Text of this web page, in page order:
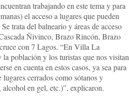
trabajando en este tema y para
el acceso a lugares que pueden
trata del balneario y áreas de acceso
Ñivinco, Brazo Rincón, Brazo
con 7 Lagos. “En Villa La
población y los turistas que nos visitan
en cuenta en estos casos, ya sea para
cerrados como sótanos y
alcohol en gel, etc.)”, explicaron.